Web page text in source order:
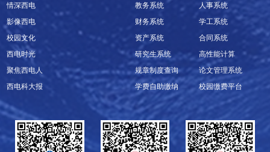
情深西电
影像西电
校园文化
西电时光
聚焦西电人
西电科大报
教务系统
人事系统
财务系统
学工系统
资产系统
合同系统
研究生系统
高性能计算
规章制度查询
论文管理系统
学费自助缴纳
校园缴费平台